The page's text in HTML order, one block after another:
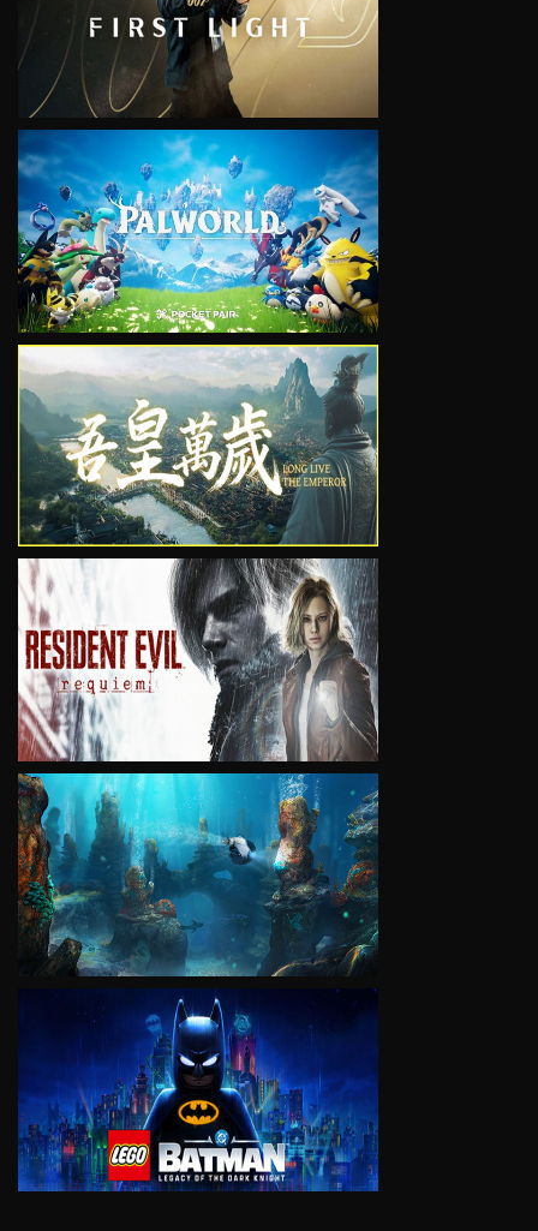
VIEW
VIEW
VIEW
VIEW
VIEW
VIEW